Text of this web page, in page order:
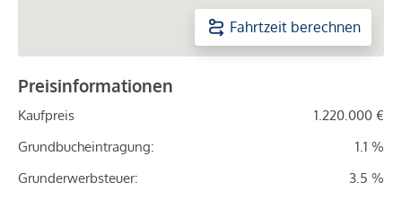
Fahrtzeit berechnen
Preisinformationen
Kaufpreis
1.220.000 €
Grundbucheintragung:
1.1 %
Grunderwerbsteuer:
3.5 %